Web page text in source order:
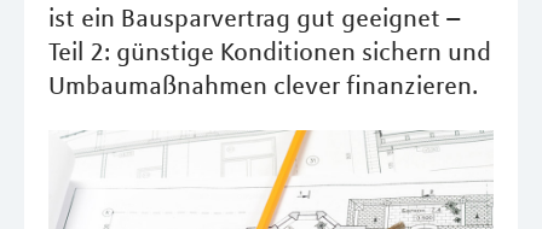
ist ein Bausparvertrag gut geeignet –
Teil 2: günstige Konditionen sichern und
Umbaumaßnahmen clever finanzieren.